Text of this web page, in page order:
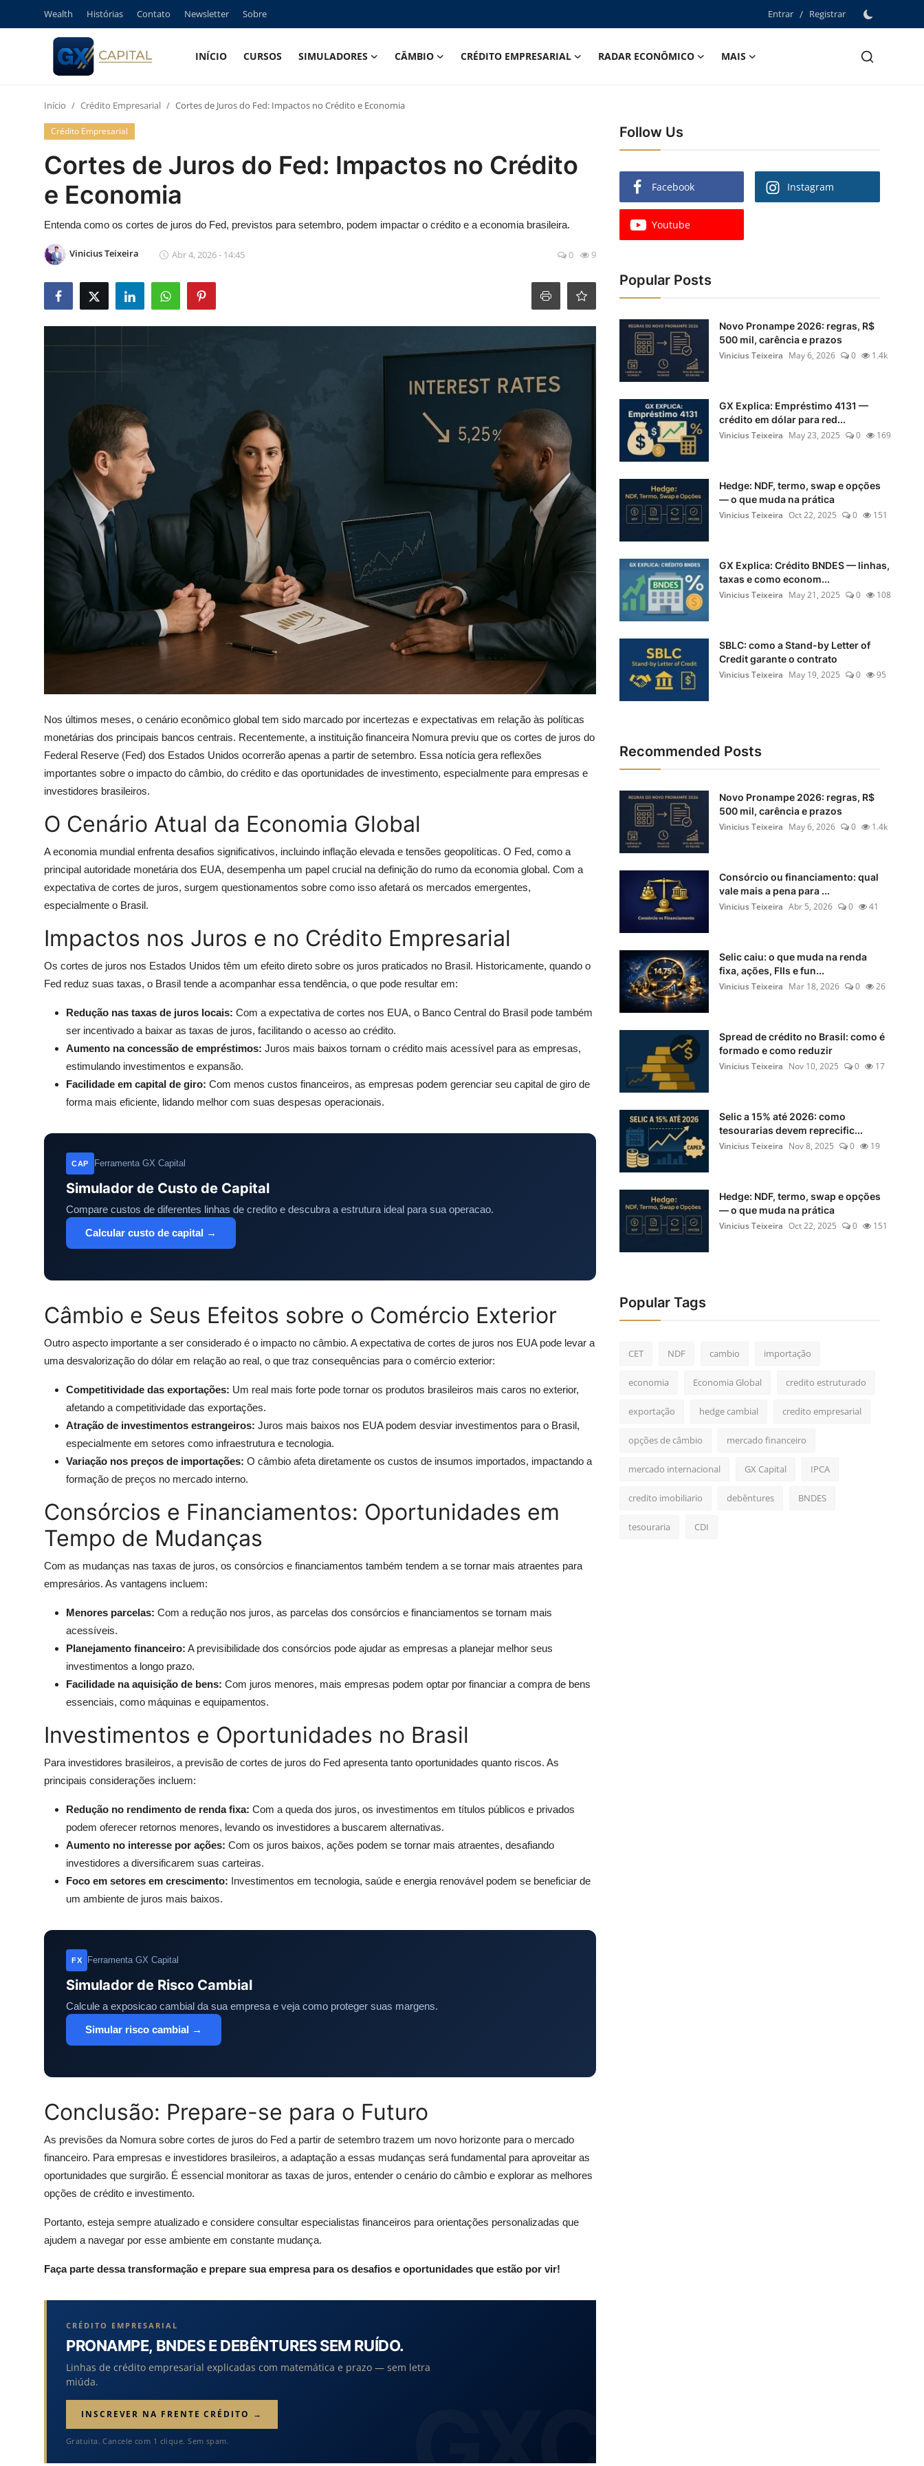
Wealth Histórias Contato Newsletter Sobre Entrar / Registrar
INÍCIO CURSOS SIMULADORES CÂMBIO CRÉDITO EMPRESARIAL RADAR ECONÔMICO
MAIS
Entrar
Simuladores
Wealth
Histórias
Contato
Radar Econômico
GX explica
Investimentos
Seguro de Vida
Motores do Brasil
Início Crédito Empresarial Cortes de Juros do Fed: Impactos no Crédito e Economia
Crédito Empresarial
Cortes de Juros do Fed: Impactos no Crédito
e Economia
Entenda como os cortes de juros do Fed, previstos para setembro, podem impactar o crédito e a economia brasileira.
Vinicius Teixeira Abr 4, 2026 - 14:45 0 9
Nos últimos meses, o cenário econômico global tem sido marcado por incertezas e expectativas em relação às políticas
monetárias dos principais bancos centrais. Recentemente, a instituição financeira Nomura previu que os cortes de juros do
Federal Reserve (Fed) dos Estados Unidos ocorrerão apenas a partir de setembro. Essa notícia gera reflexões
importantes sobre o impacto do câmbio, do crédito e das oportunidades de investimento, especialmente para empresas e
investidores brasileiros.
O Cenário Atual da Economia Global
A economia mundial enfrenta desafios significativos, incluindo inflação elevada e tensões geopolíticas. O Fed, como a
principal autoridade monetária dos EUA, desempenha um papel crucial na definição do rumo da economia global. Com a
expectativa de cortes de juros, surgem questionamentos sobre como isso afetará os mercados emergentes,
especialmente o Brasil.
Impactos nos Juros e no Crédito Empresarial
Os cortes de juros nos Estados Unidos têm um efeito direto sobre os juros praticados no Brasil. Historicamente, quando o
Fed reduz suas taxas, o Brasil tende a acompanhar essa tendência, o que pode resultar em:
Redução nas taxas de juros locais: Com a expectativa de cortes nos EUA, o Banco Central do Brasil pode também
ser incentivado a baixar as taxas de juros, facilitando o acesso ao crédito.
Aumento na concessão de empréstimos: Juros mais baixos tornam o crédito mais acessível para as empresas,
estimulando investimentos e expansão.
Facilidade em capital de giro: Com menos custos financeiros, as empresas podem gerenciar seu capital de giro de
forma mais eficiente, lidando melhor com suas despesas operacionais.
CAP Ferramenta GX Capital
Simulador de Custo de Capital
Compare custos de diferentes linhas de credito e descubra a estrutura ideal para sua operacao.
Calcular custo de capital →
Câmbio e Seus Efeitos sobre o Comércio Exterior
Outro aspecto importante a ser considerado é o impacto no câmbio. A expectativa de cortes de juros nos EUA pode levar a
uma desvalorização do dólar em relação ao real, o que traz consequências para o comércio exterior:
Competitividade das exportações: Um real mais forte pode tornar os produtos brasileiros mais caros no exterior,
afetando a competitividade das exportações.
Atração de investimentos estrangeiros: Juros mais baixos nos EUA podem desviar investimentos para o Brasil,
especialmente em setores como infraestrutura e tecnologia.
Variação nos preços de importações: O câmbio afeta diretamente os custos de insumos importados, impactando a
formação de preços no mercado interno.
Consórcios e Financiamentos: Oportunidades em
Tempo de Mudanças
Com as mudanças nas taxas de juros, os consórcios e financiamentos também tendem a se tornar mais atraentes para
empresários. As vantagens incluem:
Menores parcelas: Com a redução nos juros, as parcelas dos consórcios e financiamentos se tornam mais
acessíveis.
Planejamento financeiro: A previsibilidade dos consórcios pode ajudar as empresas a planejar melhor seus
investimentos a longo prazo.
Facilidade na aquisição de bens: Com juros menores, mais empresas podem optar por financiar a compra de bens
essenciais, como máquinas e equipamentos.
Investimentos e Oportunidades no Brasil
Para investidores brasileiros, a previsão de cortes de juros do Fed apresenta tanto oportunidades quanto riscos. As
principais considerações incluem:
Redução no rendimento de renda fixa: Com a queda dos juros, os investimentos em títulos públicos e privados
podem oferecer retornos menores, levando os investidores a buscarem alternativas.
Aumento no interesse por ações: Com os juros baixos, ações podem se tornar mais atraentes, desafiando
investidores a diversificarem suas carteiras.
Foco em setores em crescimento: Investimentos em tecnologia, saúde e energia renovável podem se beneficiar de
um ambiente de juros mais baixos.
FX Ferramenta GX Capital
Simulador de Risco Cambial
Calcule a exposicao cambial da sua empresa e veja como proteger suas margens.
Simular risco cambial →
Conclusão: Prepare-se para o Futuro
As previsões da Nomura sobre cortes de juros do Fed a partir de setembro trazem um novo horizonte para o mercado
financeiro. Para empresas e investidores brasileiros, a adaptação a essas mudanças será fundamental para aproveitar as
oportunidades que surgirão. É essencial monitorar as taxas de juros, entender o cenário do câmbio e explorar as melhores
opções de crédito e investimento.
Portanto, esteja sempre atualizado e considere consultar especialistas financeiros para orientações personalizadas que
ajudem a navegar por esse ambiente em constante mudança.
Faça parte dessa transformação e prepare sua empresa para os desafios e oportunidades que estão por vir!
CRÉDITO EMPRESARIAL
PRONAMPE, BNDES E DEBÊNTURES SEM RUÍDO.
Linhas de crédito empresarial explicadas com matemática e prazo — sem letra
miúda.
INSCREVER NA FRENTE CRÉDITO →
Gratuita. Cancele com 1 clique. Sem spam.
Follow Us
Facebook Instagram
Youtube
Popular Posts
Novo Pronampe 2026: regras, R$
500 mil, carência e prazos
Vinicius Teixeira May 6, 2026 0 1.4k
GX Explica: Empréstimo 4131 —
crédito em dólar para red...
Vinicius Teixeira May 23, 2025 0 169
Hedge: NDF, termo, swap e opções
— o que muda na prática
Vinicius Teixeira Oct 22, 2025 0 151
GX Explica: Crédito BNDES — linhas,
taxas e como econom...
Vinicius Teixeira May 21, 2025 0 108
SBLC: como a Stand-by Letter of
Credit garante o contrato
Vinicius Teixeira May 19, 2025 0 95
Recommended Posts
Novo Pronampe 2026: regras, R$
500 mil, carência e prazos
Vinicius Teixeira May 6, 2026 0 1.4k
Consórcio ou financiamento: qual
vale mais a pena para ...
Vinicius Teixeira Abr 5, 2026 0 41
Selic caiu: o que muda na renda
fixa, ações, FIIs e fun...
Vinicius Teixeira Mar 18, 2026 0 26
Spread de crédito no Brasil: como é
formado e como reduzir
Vinicius Teixeira Nov 10, 2025 0 17
Selic a 15% até 2026: como
tesourarias devem reprecific...
Vinicius Teixeira Nov 8, 2025 0 19
Hedge: NDF, termo, swap e opções
— o que muda na prática
Vinicius Teixeira Oct 22, 2025 0 151
Popular Tags
CET NDF cambio importação
economia Economia Global credito estruturado
exportação hedge cambial credito empresarial
opções de câmbio mercado financeiro
mercado internacional GX Capital IPCA
credito imobiliario debêntures BNDES
tesouraria CDI